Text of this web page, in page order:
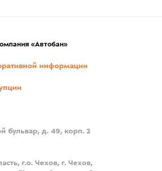
«Автобан»
информации
бульвар, д. 49, корп. 2
г.о. Чехов, г. Чехов,